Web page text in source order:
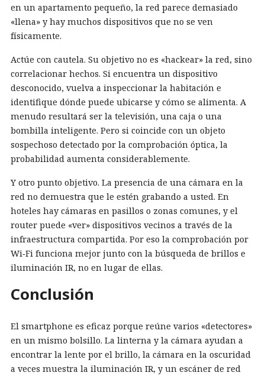
en un apartamento pequeño, la red parece demasiado
«llena» y hay muchos dispositivos que no se ven
físicamente.
Actúe con cautela. Su objetivo no es «hackear» la red, sino
correlacionar hechos. Si encuentra un dispositivo
desconocido, vuelva a inspeccionar la habitación e
identifique dónde puede ubicarse y cómo se alimenta. A
menudo resultará ser la televisión, una caja o una
bombilla inteligente. Pero si coincide con un objeto
sospechoso detectado por la comprobación óptica, la
probabilidad aumenta considerablemente.
Y otro punto objetivo. La presencia de una cámara en la
red no demuestra que le estén grabando a usted. En
hoteles hay cámaras en pasillos o zonas comunes, y el
router puede «ver» dispositivos vecinos a través de la
infraestructura compartida. Por eso la comprobación por
Wi‑Fi funciona mejor junto con la búsqueda de brillos e
iluminación IR, no en lugar de ellas.
Conclusión
El smartphone es eficaz porque reúne varios «detectores»
en un mismo bolsillo. La linterna y la cámara ayudan a
encontrar la lente por el brillo, la cámara en la oscuridad
a veces muestra la iluminación IR, y un escáner de red